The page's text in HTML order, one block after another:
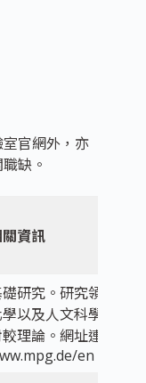
官網外，亦
缺。
資訊
研究。研究領域以
以及人文科學為主
理論。網址連結：
en